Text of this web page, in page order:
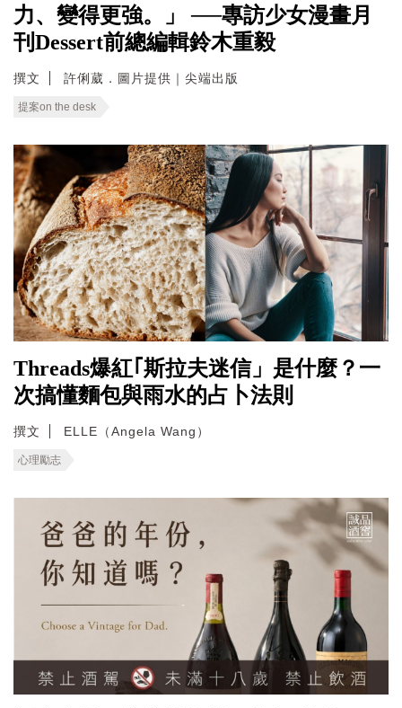
力、變得更強。」 ──專訪少女漫畫月
刊Dessert前總編輯鈴木重毅
撰文 許俐葳．圖片提供｜尖端出版
提案on the desk
Threads爆紅｢斯拉夫迷信」是什麼？一
次搞懂麵包與雨水的占卜法則
撰文 ELLE（Angela Wang）
心理勵志